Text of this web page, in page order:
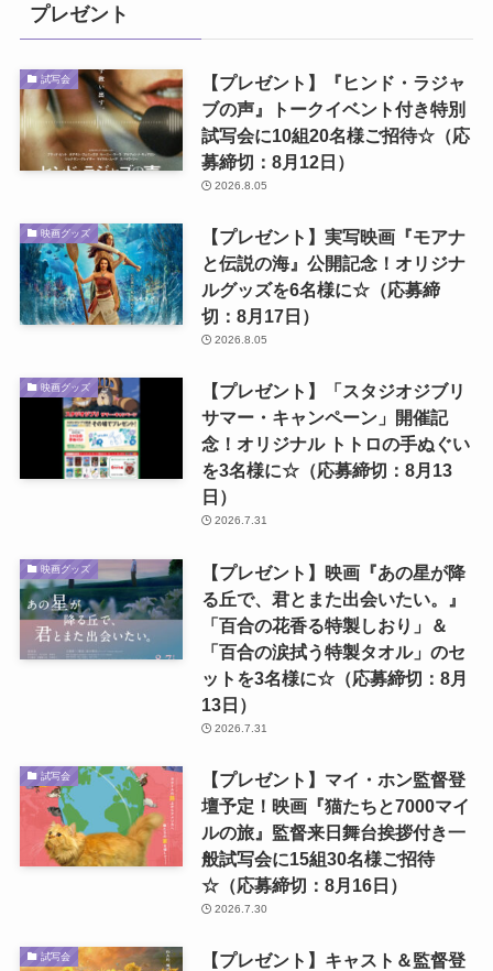
プレゼント
試写会
【プレゼント】『ヒンド・ラジャ
ブの声』トークイベント付き特別
試写会に10組20名様ご招待☆（応
募締切：8月12日）
2026.8.05
映画グッズ
【プレゼント】実写映画『モアナ
と伝説の海』公開記念！オリジナ
ルグッズを6名様に☆（応募締
切：8月17日）
2026.8.05
映画グッズ
【プレゼント】「スタジオジブリ
サマー・キャンペーン」開催記
念！オリジナル トトロの手ぬぐい
を3名様に☆（応募締切：8月13
日）
2026.7.31
映画グッズ
【プレゼント】映画『あの星が降
る丘で、君とまた出会いたい。』
「百合の花香る特製しおり」＆
「百合の涙拭う特製タオル」のセ
ットを3名様に☆（応募締切：8月
13日）
2026.7.31
試写会
【プレゼント】マイ・ホン監督登
壇予定！映画『猫たちと7000マイ
ルの旅』監督来日舞台挨拶付き一
般試写会に15組30名様ご招待
☆（応募締切：8月16日）
2026.7.30
試写会
【プレゼント】キャスト＆監督登